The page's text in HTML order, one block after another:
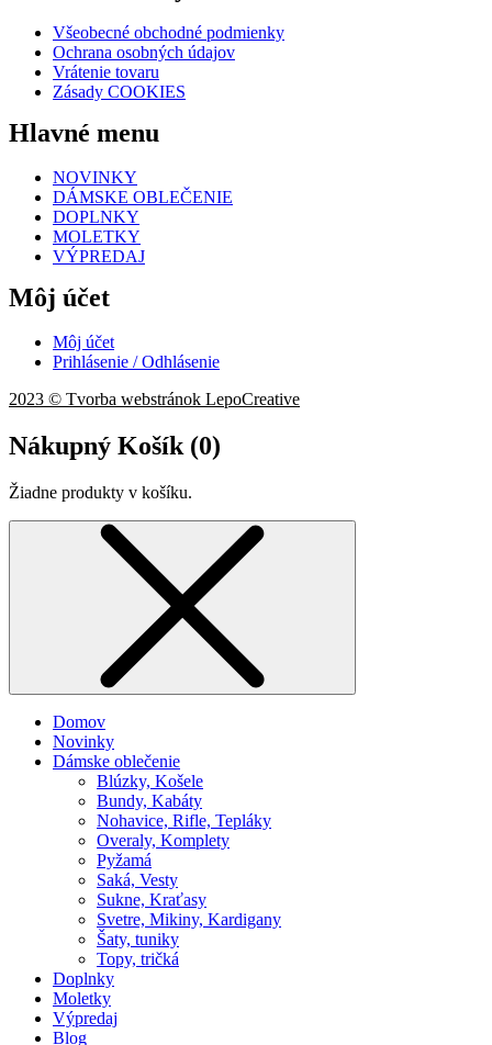
Všeobecné obchodné podmienky
Ochrana osobných údajov
Vrátenie tovaru
Zásady COOKIES
Hlavné menu
NOVINKY
DÁMSKE OBLEČENIE
DOPLNKY
MOLETKY
VÝPREDAJ
Môj účet
Môj účet
Prihlásenie / Odhlásenie
2023 © Tvorba webstránok LepoCreative
Nákupný Košík (0)
Žiadne produkty v košíku.
Domov
Novinky
Dámske oblečenie
Blúzky, Košele
Bundy, Kabáty
Nohavice, Rifle, Tepláky
Overaly, Komplety
Pyžamá
Saká, Vesty
Sukne, Kraťasy
Svetre, Mikiny, Kardigany
Šaty, tuniky
Topy, tričká
Doplnky
Moletky
Výpredaj
Blog